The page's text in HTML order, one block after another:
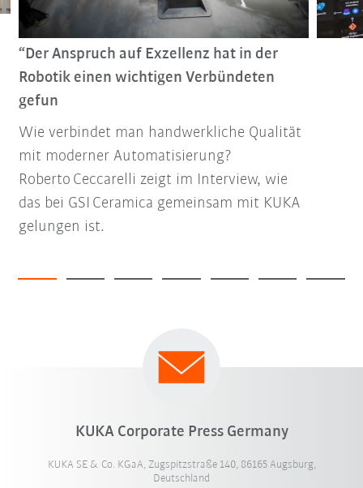
“Der Anspruch auf Exzellenz hat in der
Robotik einen wichtigen Verbündeten
gefun
Wie verbindet man handwerkliche Qualität
mit moderner Automatisierung?
Roberto Ceccarelli zeigt im Interview, wie
das bei GSI Ceramica gemeinsam mit KUKA
gelungen ist.
KUKA Corporate Press Germany
KUKA SE & Co. KGaA, Zugspitzstraße 140, 86165 Augsburg,
Deutschland